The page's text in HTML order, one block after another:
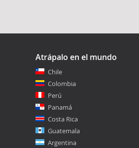
Atrápalo en el mundo
Chile
Colombia
Perú
Panamá
Costa Rica
Guatemala
Argentina